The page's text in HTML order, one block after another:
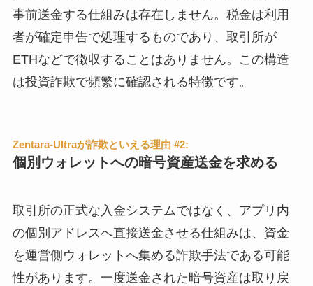
事前送金する仕組みは存在しません。税金は利用
者が確定申告で処理するものであり、取引所が
ETHなどで徴収することはありません。この構造
は投資詐欺で頻繁に確認される特徴です。
Zentara-Ultraが詐欺といえる理由 #2:
個別ウォレットへの暗号資産送金を求める
取引所の正式な入金システムではなく、アプリ内
の個別アドレスへ直接送金させる仕組みは、資金
を運営側ウォレットへ集める詐欺手法である可能
性があります。一度送金された暗号資産は取り戻